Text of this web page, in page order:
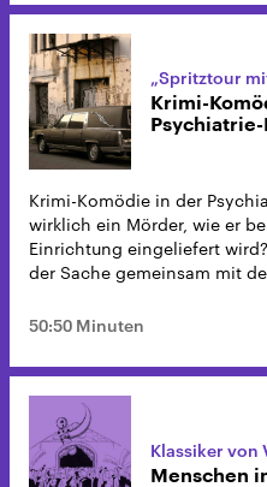
„Spritztour
Krimi-
Krimi-Komödie in der
wirklich ein Mörder, wie er
Einrichtung eingeliefert
der Sache gemeinsam mit
50:50 Minuten
Klassiker von
Menschen